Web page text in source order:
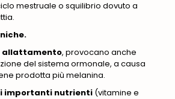
mestruale o squilibrio dovuto a
allattamento, provocano anche
del sistema ormonale, a causa
prodotta più melanina.
importanti nutrienti(vitamine e